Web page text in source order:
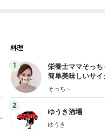
料理
1
栄養士ママそっち
簡単美味しいサイ
献立
そっち～
2
ゆうき酒場
ゆうき